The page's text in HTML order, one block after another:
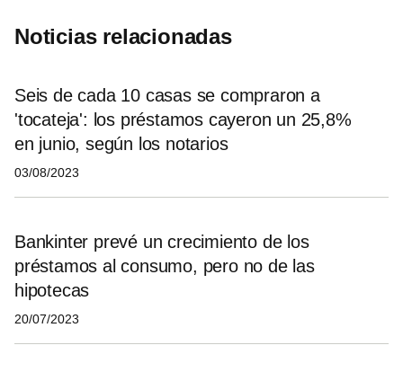
Noticias relacionadas
Seis de cada 10 casas se compraron a
'tocateja': los préstamos cayeron un 25,8%
en junio, según los notarios
03/08/2023
Bankinter prevé un crecimiento de los
préstamos al consumo, pero no de las
hipotecas
20/07/2023